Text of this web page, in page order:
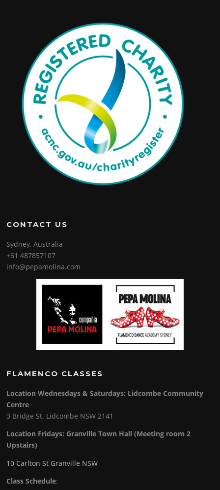
CONTACT US
Sydney, Australia
+61 487857107
info@pepamolina.com
FLAMENCO CLASSES
Location Wednesdays & Saturdays: Lidcombe Community
Centre
3 Bridge St. Lidcombe NSW 2141
Location Fridays: Granville Town Hall (Meeting room 2
Upstairs)
10 Carlton St Granville NSW
Class Schedule: